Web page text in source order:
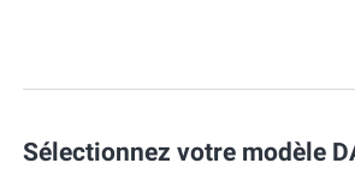
Sélectionnez votre modèle